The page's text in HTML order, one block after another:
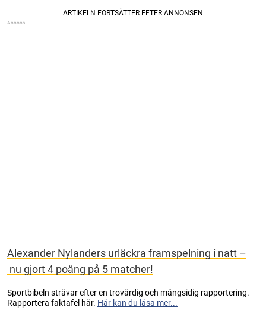
Alexander Nylanders urläckra framspelning i natt –
nu gjort 4 poäng på 5 matcher!
Sportbibeln strävar efter en trovärdig och mångsidig rapportering.
Rapportera faktafel här. Här kan du läsa mer...